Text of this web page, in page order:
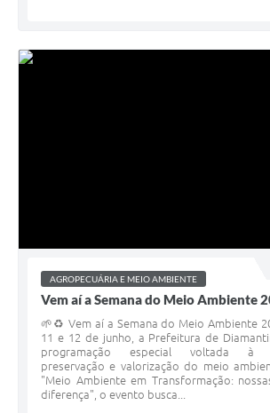
AGROPECUÁRIA E MEIO AMBIENTE
Vem aí a Semana do Meio Ambiente
🌱♻️ Vem aí a Semana do Meio Ambiente
11 e 12 de junho, a Prefeitura de
programação especial voltada à
preservação e valorização do meio
"Meio Ambiente em Transformação:
diferença", o evento busca...